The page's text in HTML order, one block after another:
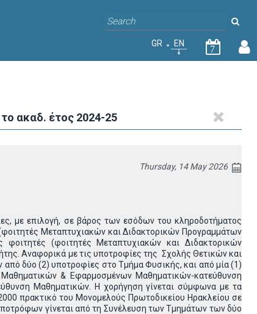
GR EN
7
ακαδ. έτος 2024-25
Thursday, 14 May 2026
με επιλογή, σε βάρος των εσόδων του κληροδοτήματος
Μεταπτυχιακών και Διδακτορικών Προγραμμάτων
(φοιτητές Μεταπτυχιακών και Διδακτορικών
Αναφορικά με τις υποτροφίες της Σχολής Θετικών και
δύο (2) υποτροφίες στο Τμήμα Φυσικής, και από μία (1)
& Εφαρμοσμένων Μαθηματικών-κατεύθυνση
Μαθηματικών. Η χορήγηση γίνεται σύμφωνα με τα
πρακτικό του Μονομελούς Πρωτοδικείου Ηρακλείου σε
γίνεται από τη Συνέλευση των Τμημάτων των δύο